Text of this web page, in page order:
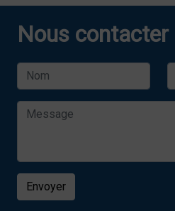
Nous contacter
Envoyer